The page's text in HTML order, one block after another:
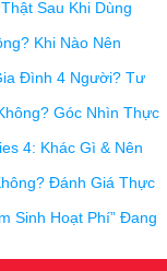
Sau Khi Dùng
Khi Nào Nên
Đình 4 Người? Tư
Góc Nhìn Thực
4: Khác Gì & Nên
Đánh Giá Thực
Sinh Hoạt Phí” Đang